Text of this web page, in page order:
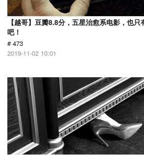
【越哥】豆瓣8.8分，五星治愈系电影，也
吧！
# 473
2019-11-02 10:01